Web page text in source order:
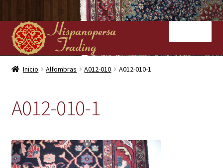
Ir
a
la
navegación
Ir
al
contenido
Inicio
Kilims
Inicio Alfombras A012-010 A012-010-1
A012-010-1